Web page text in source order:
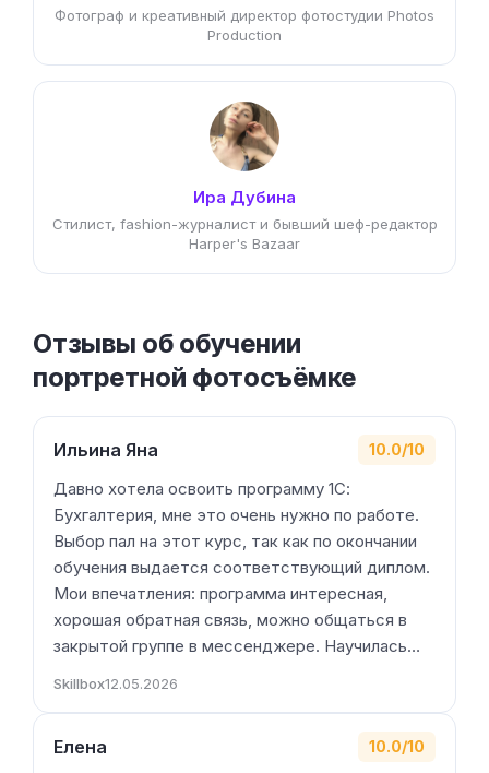
Фотограф и креативный директор фотостудии Photos
Production
Ира Дубина
Стилист, fashion-журналист и бывший шеф-редактор
Harper's Bazaar
Отзывы об обучении
портретной фотосъёмке
Ильина Яна 10.0/10
Давно хотела освоить программу 1С:
Бухгалтерия, мне это очень нужно по работе.
Выбор пал на этот курс, так как по окончании
обучения выдается соответствующий диплом.
Мои впечатления: программа интересная,
хорошая обратная связь, можно общаться в
закрытой группе в мессенджере. Научилась…
Skillbox12.05.2026
Елена 10.0/10